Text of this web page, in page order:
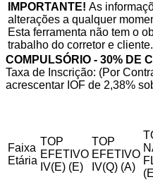
IMPORTANTE! As
alterações a qualquer
Esta ferramenta não tem o
trabalho do corretor e cliente.
COMPULSÓRIO - 30% DE
Taxa de Inscrição: (Por
acrescentar IOF de 2,38%
Faixa
Etária
TOP
EFETIVO
IV(E) (E)
TOP
EFETIVO
IV(Q) (A)